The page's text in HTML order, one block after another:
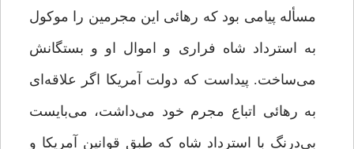
مسأله پیامی بود که رهائی این مجرمین را موکول
به استرداد شاه فراری و اموال او و بستگانش
می‌ساخت. پیداست که دولت آمریکا اگر علاقه‌ای
به رهائی اتباع مجرم خود می‌داشت، می‌بایست
بی‌درنگ با استرداد شاه که طبق قوانین آمریکا و